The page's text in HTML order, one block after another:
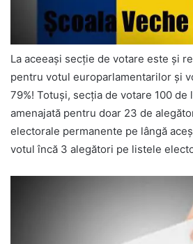
La aceeași secție de votare este și
pentru votul europarlamentarilor și
79%! Totuși, secția de votare 100 de
amenajată pentru doar 23 de
electorale permanente pe lângă
votul încă 3 alegători pe listele